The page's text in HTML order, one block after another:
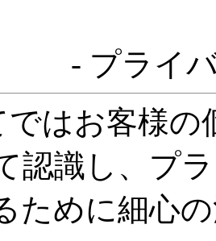
- プライ
はお客様の
認識し、プ
ために細心